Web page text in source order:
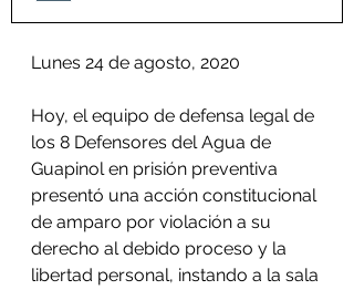
Lunes 24 de agosto, 2020
Hoy, el equipo de defensa legal de
los 8 Defensores del Agua de
Guapinol en prisión preventiva
presentó una acción constitucional
de amparo por violación a su
derecho al debido proceso y la
libertad personal, instando a la sala